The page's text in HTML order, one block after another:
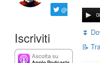
@ftrava
Iscriviti
⏬
📝